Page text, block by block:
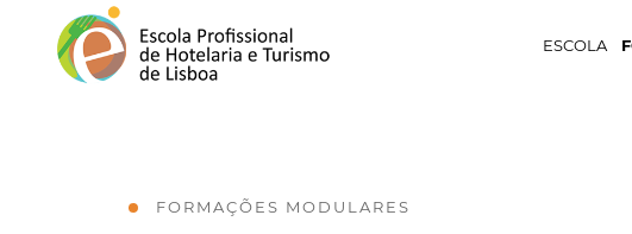
ESCOLA
FORMAÇÕES MODULARES